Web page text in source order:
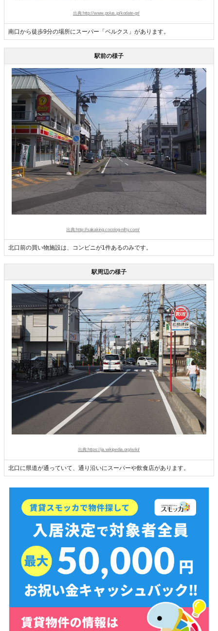
出典:http://www.polus.jp/kodate-gr/
南口から徒歩9分の場所にスーパー「ベルクス」があります。
駅前の様子
出典:http://sakaking.cocolog-nifty.com/
北口前の買い物施設は、コンビニが1件あるのみです。
駅周辺の様子
出典:https://ja.wikipedia.org/wiki/
北口に県道が通っていて、通り沿いにスーパーや飲食店があります。